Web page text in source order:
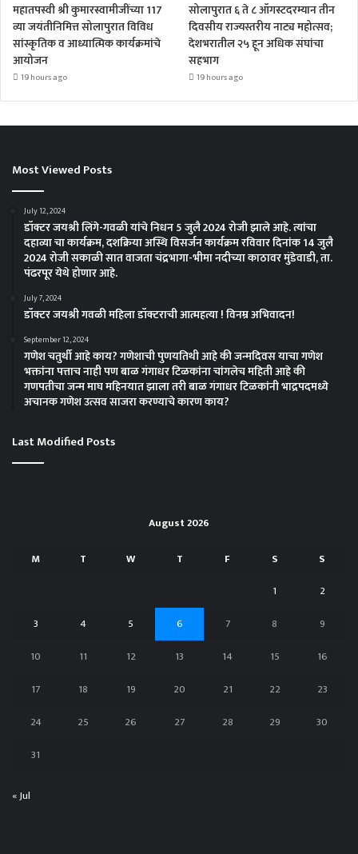
महातपस्वी श्री कुमारस्वामीजींच्या 117
व्या जयंतीनिमित्त सोलापुरात विविध
सांस्कृतिक व आध्यात्मिक कार्यक्रमांचे
आयोजन
19 hours ago
सोलापुरात ६ ते ८ ऑगस्टदरम्यान तीन
दिवसीय राज्यस्तरीय नाट्य महोत्सव;
देशभरातील २५ हून अधिक संघांचा
सहभाग
19 hours ago
Most Viewed Posts
July 12, 2024
डॉक्टर जयश्री लिंगे-गवळी यांचे निधन 5 जुलै 2024 रोजी झाले आहे. त्यांचा
दहाव्या चा कार्यक्रम, दशक्रिया अस्थि विसर्जन कार्यक्रम रविवार दिनांक 14 जुलै
2024 रोजी सकाळी सात वाजता चंद्रभागा-भीमा नदीच्या काठावर मुंडेवाडी, ता.
पंढरपूर येथे होणार आहे.
July 7, 2024
डॉक्टर जयश्री गवळी महिला डॉक्टराची आत्महत्या ! विनम्र अभिवादन!
September 12, 2024
गणेश चतुर्थी आहे काय? गणेशाची पुणयतिथी आहे की जन्मदिवस याचा गणेश
भक्तांना पत्ताच नाही पण बाळ गंगाधर टिळकांना चांगलेच महिती आहे की
गणपतीचा जन्म माघ महिनयात झाला तरी बाळ गंगाधर टिळकांनी भाद्रपदमध्ये
अचानक गणेश उत्सव साजरा करण्याचे कारण काय?
Last Modified Posts
August 2026
M T W T F S
S
1
2
3
4 5 6 7 8
9
10
11 12 13 14 15
16
17
18 19 20 21 22
23
24
25 26 27 28 29
30
31
« Jul